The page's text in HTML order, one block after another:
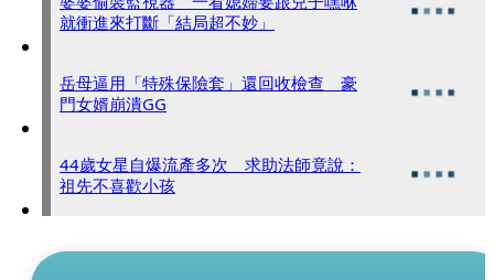
就衝進來打斷「結局超不妙」
岳母逼用「特殊保險套」還回收檢查 豪
門女婿崩潰GG
44歲女星自爆流產多次 求助法師竟說：
祖先不喜歡小孩